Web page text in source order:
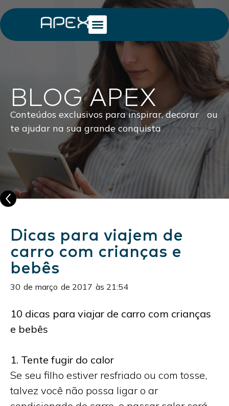
BLOG APEX
Conteúdos exclusivos para inspirar, decorar ou
te ajudar na sua grande conquista
Dicas para viajem de
carro com crianças e
bebês
30 de março de 2017 às 21:54
10 dicas para viajar de carro com crianças
e bebês
1. Tente fugir do calor
Se seu filho estiver resfriado ou com tosse,
talvez você não possa ligar o ar